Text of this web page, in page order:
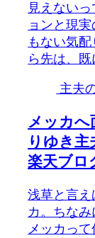
見えない
ョンと現
もない気
ら先は、
主夫
メッカへ
りゆき主
楽天ブロ
浅草と言え
カ。ちなみ
メッカっ